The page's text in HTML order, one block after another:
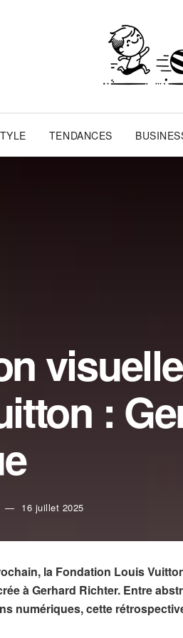
TENDANCES
:
16 juillet 2025
la Fondation Louis
à Gerhard Richter. Entre
numériques, cette